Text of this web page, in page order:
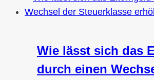
Wie lässt sich das
durch einen